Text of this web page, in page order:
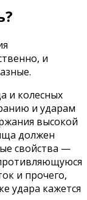
и
и колесных
и ударам
высокой
должен
свойства —
и прочего,
удара кажется